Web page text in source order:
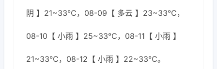
阴 】21~33℃，08-09【 多云 】23~33℃，
08-10【 小雨 】25~33℃，08-11【 小雨 】
21~33℃，08-12【 小雨 】22~33℃。